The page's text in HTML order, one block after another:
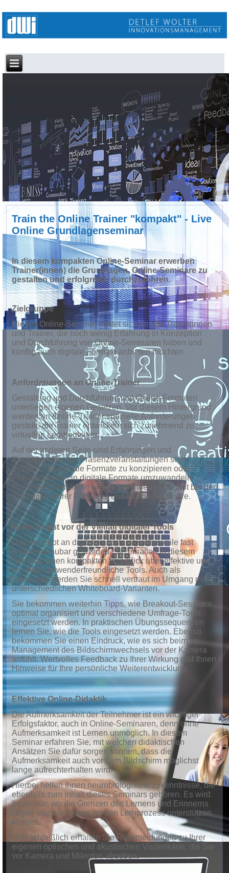
Train the Online Trainer "kompakt" - Live
Online Grundlagenseminar
In diesem kompakten Online-Seminar erwerben
Trainer(innen) die Grundlagen, Online-Seminare zu
gestalten und erfolgreich durchzuführen.
Zielgruppe
Dieses Online-Seminar richtet sich an alle Trainerinnen
und Trainer, die noch wenig Erfahrung in Konzeption
und Durchführung von Online-Seminaren haben und
künftig auch digitale Formate anbieten möchten.
Anforderungen an Online-Trainer
Gestaltung und Durchführung von Online-Formaten
unterliegen eigenen Gesetzen. Vor diesem Hintergrund
werden an Online-Trainer spezielle Anforderungen
gestellt, die Trainer entwickeln sich zunehmend zu
virtuellen Lernbegleitern.
Auf der anderen Seite sind Erfahrungen und
Kompetenzen aus Präsenzveranstaltungen sehr
hilfreich, um digitale Formate zu konzipieren oder
Präsenzformate in digitale Formate umzuwandeln.
Praktiker-Checklisten erleichtern Ihnen die Arbeit bei der
Konzeption Ihrer Webinare und Online-Seminare.
Keine Angst vor der Vielfalt digitaler Tools
Das Angebot an digitalen Tools ist mittlerweile fast
unüberschaubar geworden. Sie erhalten in diesem
Seminar einen kompakten Überblick über effektive und
vor allem anwenderfreundliche Tools. Auch als
Einsteiger werden Sie schnell vertraut im Umgang mit
unterschiedlichen Whiteboard-Varianten.
Sie bekommen weiterhin Tipps, wie Breakout-Sessions
optimal organisiert und verschiedene Umfrage-Tools
eingesetzt werden. In praktischen Übungssequenzen
lernen Sie, wie die Tools eingesetzt werden. Ebenso
bekommen Sie einen Eindruck, wie es sich beim
Management des Bildschirmwechsels vor der Kamera
anfühlt. Wertvolles Feedback zu Ihrer Wirkung gibt Ihnen
Hinweise für Ihre persönliche Weiterentwicklung.
Effektive Online-Didaktik
Die Aufmerksamkeit der Teilnehmer ist ein wichtiger
Erfolgsfaktor, auch in Online-Seminaren, denn ohne
Aufmerksamkeit ist Lernen unmöglich. In diesem
Seminar erfahren Sie, mit welchen didaktischen
Ansätzen Sie dafür sorgen können, dass die
Aufmerksamkeit auch vor dem Bildschirm möglichst
lange aufrechterhalten wird.
Hierbei helfen Ihnen neurobiologische Erkenntnisse, die
ebenfalls zum Inhalt dieses Seminars gehören. Es wird
Ihnen klar, wo die Grenzen des Lernens und Erinnerns
liegen und wie Energizer den Lernprozess unterstützen
können.
Und schließlich erhalten Sie Rückmeldungen zu Ihrer
eigenen optischen und akustischen Visitenkarte, die Sie
vor Kamera und Mikrofon abgeben.